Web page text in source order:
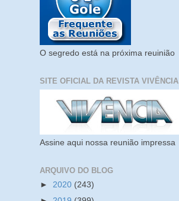
O segredo está na próxima reuinião
SITE OFICIAL DA REVISTA VIVÊNCIA
Assine aqui nossa reunião impressa
ARQUIVO DO BLOG
► 2020 (243)